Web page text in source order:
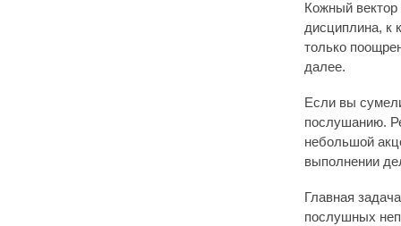
Кожный вектор
дисциплина, к
только
далее.
Если вы
послушанию.
небольшой
выполнении
Главная
послушных